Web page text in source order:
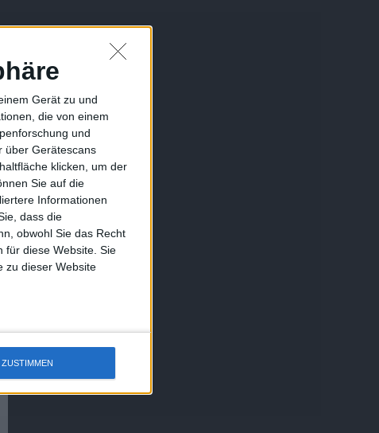
Gerät zu und
die von einem
und
über Gerätescans
klicken, um der
Sie auf die
Informationen
dass die
obwohl Sie das Recht
für diese Website. Sie
zu dieser Website
ZUSTIMMEN